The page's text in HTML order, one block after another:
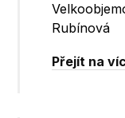
Rubínová
Přejít na